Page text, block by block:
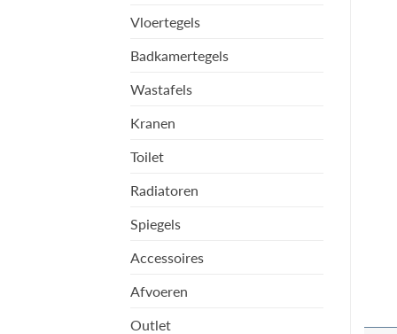
Vloertegels
Badkamertegels
Wastafels
Kranen
Toilet
Radiatoren
Spiegels
Accessoires
Afvoeren
Outlet